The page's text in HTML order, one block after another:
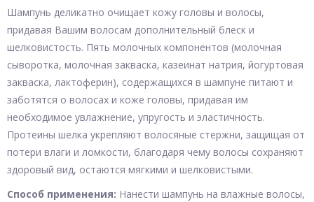
Шампунь деликатно очищает кожу головы и волосы,
придавая Вашим волосам дополнительный блеск и
шелковистость. Пять молочных компонентов (молочная
сыворотка, молочная закваска, казеинат натрия, йогуртовая
закваска, лактоферин), содержащихся в шампуне питают и
заботятся о волосах и коже головы, придавая им
необходимое увлажнение, упругость и эластичность.
Протеины шелка укрепляют волосяные стержни, защищая от
потери влаги и ломкости, благодаря чему волосы сохраняют
здоровый вид, остаются мягкими и шелковистыми.
Способ применения: Нанести шампунь на влажные волосы,